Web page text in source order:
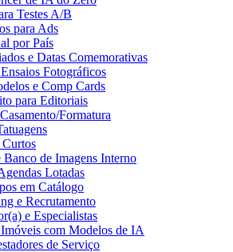
Testes A/B
para Ads
por País
e Datas Comemorativas
Fotográficos
e Comp Cards
para Editoriais
Formatura
de Imagens Interno
Lotadas
em Catálogo
e Recrutamento
e Especialistas
com Modelos de IA
de Serviço